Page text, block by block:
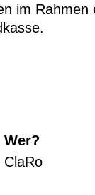
im
Wer?
ClaRo